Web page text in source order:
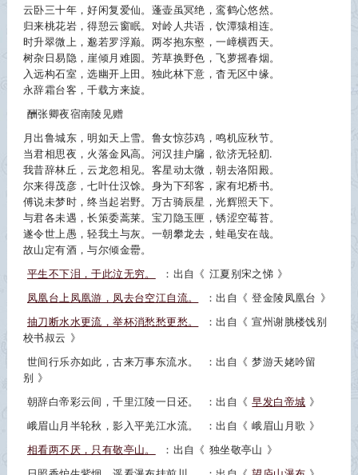
云卧三十年，好闲复爱仙。蓬壶虽冥绝，鸾鹤心悠然。
归来桃花岩，得憩云窗眠。对岭人共语，饮潭猿相连。
时升翠微上，邈若罗浮巅。两岑抱东壑，一嶂横西天。
树杂日易隐，崖倾月难圆。芳草换野色，飞萝摇春烟。
入远构石室，选幽开上田。独此林下意，杳无区中缘。
永辞霜台客，千载方来旋。
酬张卿夜宿南陵见赠
月出鲁城东，明如天上雪。鲁女惊莎鸡，鸣机应秋节。
当君相思夜，火落金风高。河汉挂户牖，欲济无轻舠.
我昔辞林丘，云龙忽相见。客星动太微，朝去洛阳殿。
尔来得茂彦，七叶仕汉馀。身为下邳客，家有圯桥书。
傅说未梦时，终当起岩野。万古骑辰星，光辉照天下。
与君各未遇，长策委蒿莱。宝刀隐玉匣，锈涩空莓苔。
遂令世上愚，轻我土与灰。一朝攀龙去，蛙黾安在哉。
故山定有酒，与尔倾金罍。
平生不下泪，于此泣无穷。
：出自《 江夏别宋之悌 》
凤凰台上凤凰游，凤去台空江自流。
：出自《 登金陵凤凰台 》
抽刀断水水更流，举杯消愁愁更愁。
：出自《 宣州谢脁楼饯别
校书叔云 》
世间行乐亦如此，古来万事东流水。
：出自《 梦游天姥吟留
别 》
朝辞白帝彩云间，千里江陵一日还。
：出自《 早发白帝城 》
峨眉山月半轮秋，影入平羌江水流。
：出自《 峨眉山月歌 》
相看两不厌，只有敬亭山。
：出自《 独坐敬亭山 》